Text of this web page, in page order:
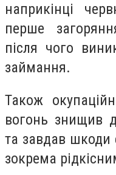
наприкінці
перше
після чого
займання.
Також
вогонь знищив
та завдав шкоди
зокрема